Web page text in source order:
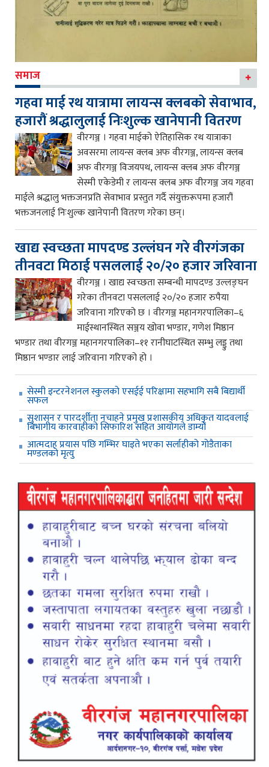
समाज
गहवा माई रथ यात्रामा लायन्स क्लबको सेवाभाव,
हजारौं श्रद्धालुलाई निःशुल्क खानेपानी वितरण
वीरगञ्ज । गहवा माईको ऐतिहासिक रथ यात्राका
अवसरमा लायन्स क्लब अफ वीरगञ्ज, लायन्स क्लब
अफ वीरगञ्ज विजयपथ, लायन्स क्लब अफ वीरगञ्ज
सेस्मी एकेडेमी र लायन्स क्लब अफ वीरगञ्ज जय गहवा
माईले श्रद्धालु भक्तजनप्रति सेवाभाव प्रस्तुत गर्दै संयुक्तरूपमा हजारौं
भक्तजनलाई निःशुल्क खानेपानी वितरण गरेका छन्।
खाद्य स्वच्छता मापदण्ड उल्लंघन गरे वीरगंजका
तीनवटा मिठाई पसललाई २०/२० हजार जरिवाना
वीरगञ्ज । खाद्य स्वच्छता सम्बन्धी मापदण्ड उल्लङ्घन
गरेका तीनवटा पसललाई २०/२० हजार रुपैया
जरिवाना गरिएको छ । वीरगञ्ज महानगरपालिका–६
माईस्थानस्थित सञ्जय खोवा भण्डार, गणेश मिष्ठान
भण्डार तथा वीरगञ्ज महानगरपालिका–११ रानीघाटस्थित सम्भु लड्डु तथा
मिष्ठान भण्डार लाई जरिवाना गरिएको हो ।
सेस्मी इन्टरनेशनल स्कुलको एसईई परिक्षामा सहभागि सबै बिद्यार्थी
सफल
सुशासन र पारदर्शीता नचाहने प्रमुख प्रशासकीय अधिकृत यादवलाई
बिभागीय कारवाहीको सिफारिश सहित आयोगले डाम्यो
आत्मदाह प्रयास पछि गम्भिर घाइते भएका सर्लाहीको गोडैताका
मण्डलको मृत्यु